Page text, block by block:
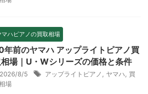
マハピアノの買取相場
年前のヤマハ アップライトピアノ買
場｜U・Wシリーズの価格と条件
2026/8/5 アップライトピアノ ヤマハ
買
場